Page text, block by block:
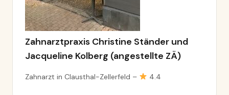
Zahnarztpraxis Christine Ständer und
Jacqueline Kolberg (angestellte ZÄ)
Zahnarzt in Clausthal-Zellerfeld – 4.4